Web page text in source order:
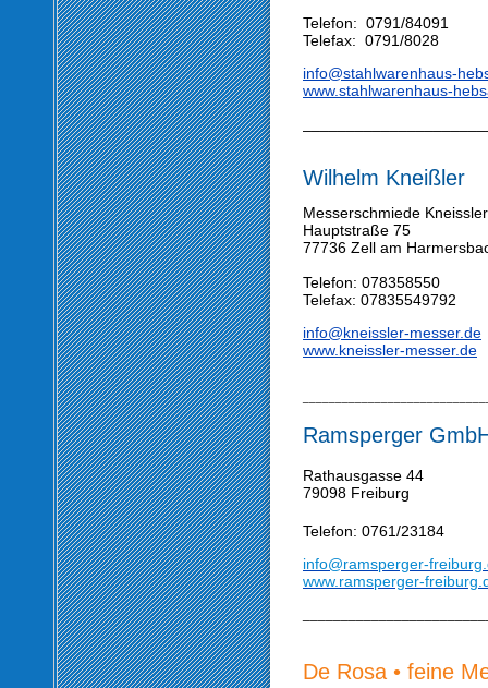
Telefon: 0791/84091
Telefax: 0791/8028
info@stahlwarenhaus-
www.stahlwarenhaus-
Wilhelm Kneißler
Messerschmiede
Hauptstraße 75
77736 Zell am
Telefon: 078358550
Telefax: 07835549792
info@kneissler-messer.de
www.kneissler-messer.de
Ramsperger
Rathausgasse 44
79098 Freiburg
Telefon: 0761/23184
info@ramsperger-
www.ramsperger-
De Rosa • feine